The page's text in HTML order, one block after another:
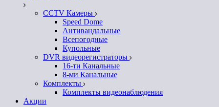
CCTV Камеры
Speed Dome
Антивандальные
Всепогодные
Купольные
DVR видеорегистраторы
16-ти Канальные
8-ми Канальные
Комплекты
Комплекты видеонаблюдения
Акции